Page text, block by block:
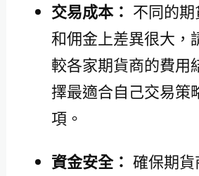
交易成本： 不同的
和佣金上差異很大，
較各家期貨商的費用
擇最適合自己交易策
項。
資金安全： 確保期